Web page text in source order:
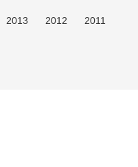
2013 2012 2011